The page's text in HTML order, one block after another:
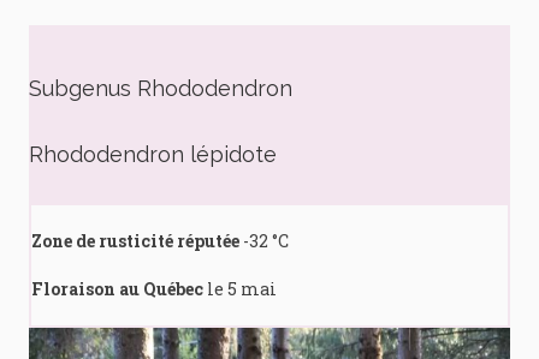
Subgenus Rhododendron
Rhododendron lépidote
Zone de rusticité réputée -32 °C
Floraison au Québec le 5 mai